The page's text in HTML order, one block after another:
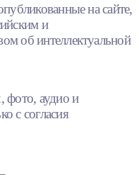
на сайте,
и
об интеллектуальной
фото, аудио и
с согласия